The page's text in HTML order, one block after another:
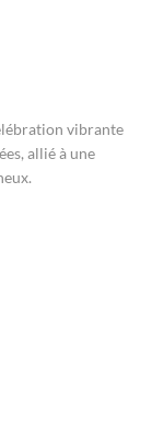
vibrante
allié à une